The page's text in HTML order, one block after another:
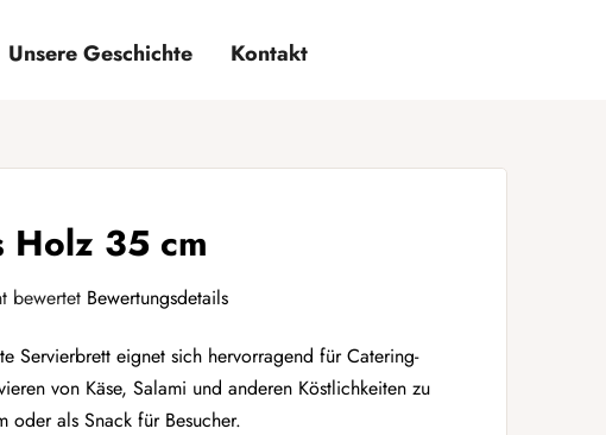
Unsere Geschichte Kontakt
Holz 35 cm
bewertet Bewertungsdetails
Servierbrett eignet sich hervorragend für Catering-
von Käse, Salami und anderen Köstlichkeiten zu
oder als Snack für Besucher.